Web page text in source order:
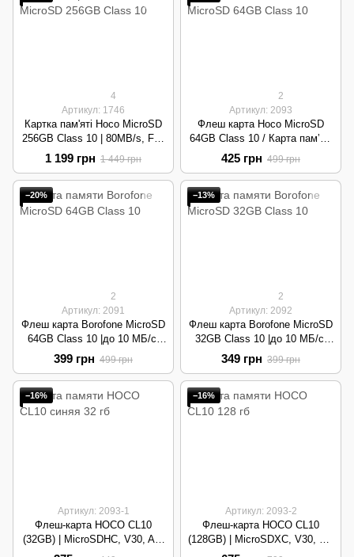
4
Артикул: 1746
Картка пам'яті Hoco MicroSD
256GB Class 10 | 80MB/s, Full
HD, High Speed | Green
1 199 грн 1 449 грн
2
Артикул: 2093
Флеш карта Hoco MicroSD
64GB Class 10 / Карта памʼяті
на 64 гб для
телефонів,фотоапаратів,
відереєстраторів
425 грн 499 грн
−20%
2
Артикул: 2091
Флеш карта Borofone MicroSD
64GB Class 10 |до 10 МБ/с,
MicroSDXC| Blue
399 грн 499 грн
−13%
2
Артикул: 2092
Флеш карта Borofone MicroSD
32GB Class 10 |до 10 МБ/с,
MicroSDXC| Green
349 грн 399 грн
−16%
Артикул: 2093-1
Флеш-карта HOCO CL10
(32GB) | MicroSDHC, V30, A2,
U3, 100MB/s, 4K UHD | Blue
−16%
Артикул: 2093-2
Флеш-карта HOCO CL10
(128GB) | MicroSDXC, V30, A2,
U3, 100MB/s, 4K UHD | Orange